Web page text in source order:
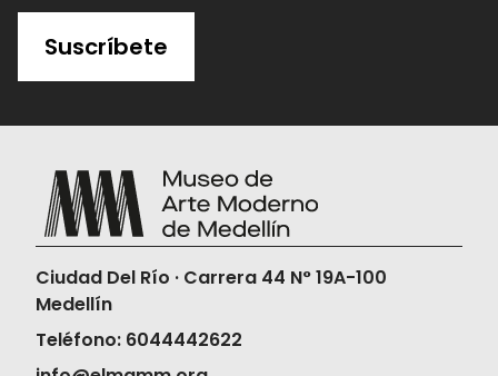
Suscríbete
Ciudad Del Río · Carrera 44 N° 19A-100
Medellín
Teléfono: 6044442622